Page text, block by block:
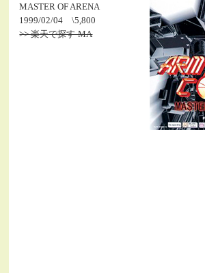
MASTER OF ARENA
1999/02/04 \5,800
>> 楽天で探す-MA